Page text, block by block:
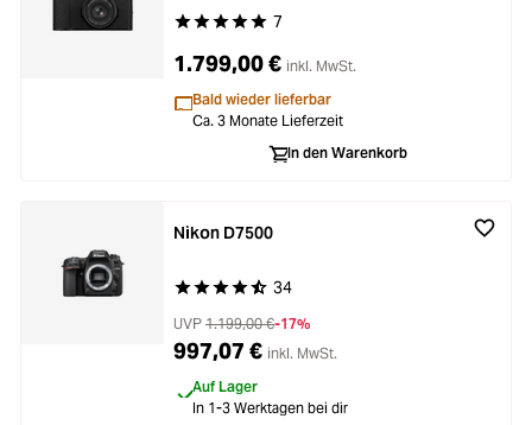
Durchschnittliche Bewertung von 5 von 5
7
1.799,00 € inkl. MwSt.
Bald wieder lieferbar
Ca. 3 Monate Lieferzeit
In den Warenkorb
Durchschnittliche Bewertung von 4.7 von 5
34
Nikon D7500
UVP 1.199,00 €-17%
997,07 € inkl. MwSt.
Auf Lager
In 1-3 Werktagen bei dir